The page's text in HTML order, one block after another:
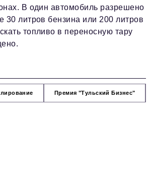
В один автомобиль разрешено
30 литров бензина или 200 литров
топливо в переносную тару
Премия "Тульский Бизнес"